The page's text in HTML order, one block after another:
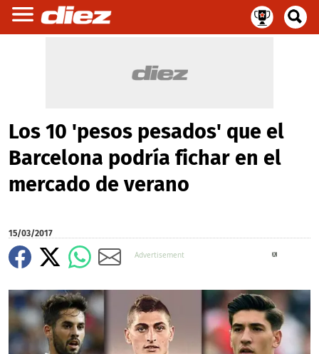
Los 10 'pesos pesados' que el
Barcelona podría fichar en el
mercado de verano
15/03/2017
X